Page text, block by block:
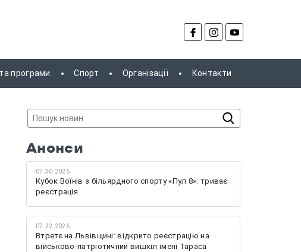
програми Спорт Організації Контакти
Анонси
07.30.2026
Кубок Воїнів з більярдного спорту «Пул 8»: триває
реєстрація
07.22.2026
Втретє на Львівщині: відкрито реєстрацію на
військово-патріотичний вишкіл імені Тараса